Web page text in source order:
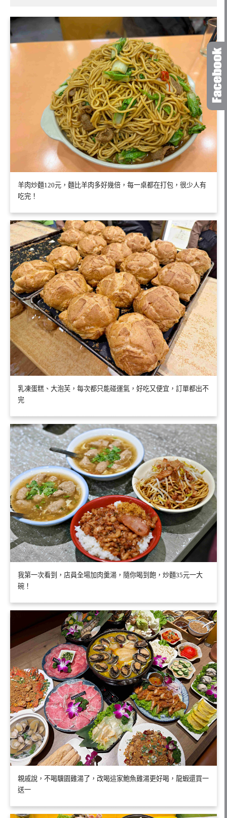
羊肉炒麵120元，麵比羊肉多好幾倍，每一桌都在打包，很少人有
吃完！
乳凍蛋糕、大泡芙，每次都只能碰運氣，好吃又便宜，訂單都出不
完
我第一次看到，店員全場加肉羹湯，隨你喝到飽，炒麵35元一大
碗！
親戚說，不喝驥園雞湯了，改喝這家鮑魚雞湯更好喝，龍蝦還買一
送一